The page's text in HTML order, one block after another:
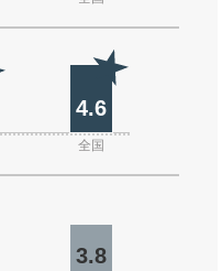
4.6
全国
3.8